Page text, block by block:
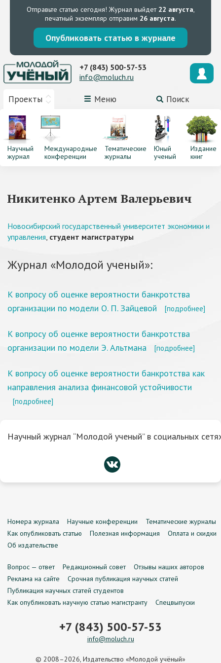
Отправьте статью сегодня! Журнал выйдет 22 августа,
печатный экземпляр отправим 26 августа.
Опубликовать статью в журнале
Проекты Меню Поиск
+7 (843) 500-57-53
info@moluch.ru
Научный
журнал
Международные
конференции
Тематические
журналы
Юный
ученый
Издание
книг
Никитенко Артем Валерьевич
Новосибирский государственный университет экономики и
управления, студент магистратуры
Журнал «Молодой ученый»:
К вопросу об оценке вероятности банкротства
организации по модели О. П. Зайцевой
[подробнее]
К вопросу об оценке вероятности банкротства
организации по модели Э. Альтмана
[подробнее]
К вопросу об оценке вероятности банкротства как
направления анализа финансовой устойчивости
[подробнее]
Научный журнал “Молодой ученый” в социальных
Номера журнала Научные конференции
Тематические журналы
Как опубликовать статью
Полезная информация
Оплата и скидки
Об издательстве
Вопрос — ответ Редакционный совет
Отзывы наших авторов
Реклама на сайте
Срочная публикация научных статей
Публикация научных статей студентов
Как опубликовать научную статью магистранту
Спецвыпуски
+7 (843) 500-57-53
info@moluch.ru
© 2008–2026, Издательство «Молодой учёный»